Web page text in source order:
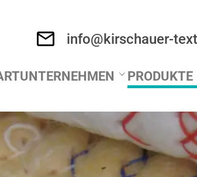
info@kirschauer-
UNTERNEHMEN
Über uns
Team
PRODUKTE
Spültücher